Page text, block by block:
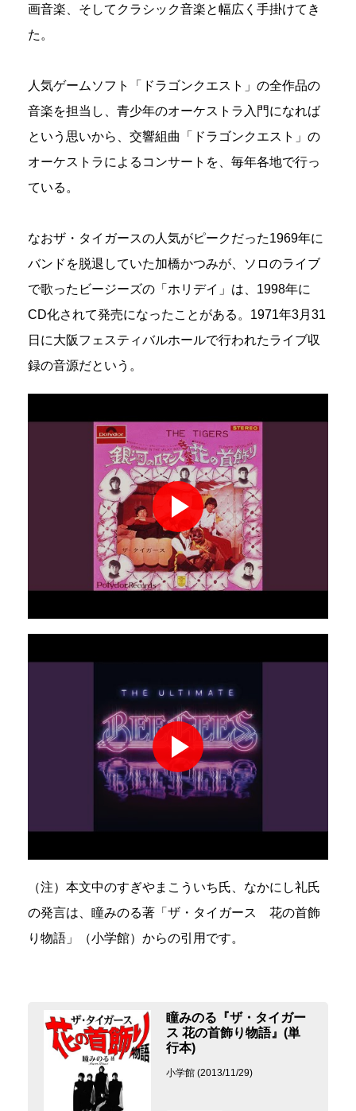
画音楽、そしてクラシック音楽と幅広く手掛けてき
た。
人気ゲームソフト「ドラゴンクエスト」の全作品の
音楽を担当し、青少年のオーケストラ入門になれば
という思いから、交響組曲「ドラゴンクエスト」の
オーケストラによるコンサートを、毎年各地で行っ
ている。
なおザ・タイガースの人気がピークだった1969年に
バンドを脱退していた加橋かつみが、ソロのライブ
で歌ったビージーズの「ホリデイ」は、1998年に
CD化されて発売になったことがある。1971年3月31
日に大阪フェスティバルホールで行われたライブ収
録の音源だという。
（注）本文中のすぎやまこういち氏、なかにし礼氏
の発言は、瞳みのる著「ザ・タイガース 花の首飾
り物語」（小学館）からの引用です。
瞳みのる『ザ・タイガー
ス 花の首飾り物語』(単
行本)
小学館 (2013/11/29)